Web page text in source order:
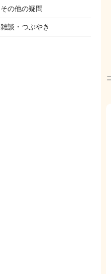
その他の疑問
雑談・つぶやき